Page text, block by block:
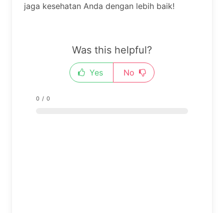
jaga kesehatan Anda dengan lebih baik!
Was this helpful?
Yes No
0 / 0